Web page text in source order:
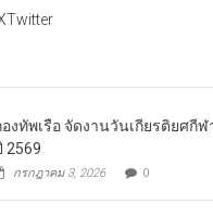
องทัพเรือ จัดงานวันเกียรติยศกี
2569
กรกฎาคม 3, 2026 0